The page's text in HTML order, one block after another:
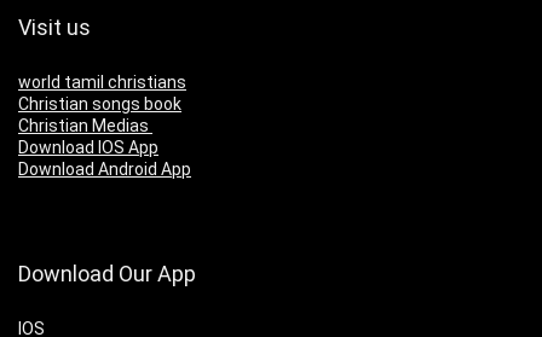
Visit us
world tamil christians
Christian songs book
Christian Medias
Download IOS App
Download Android App
Download Our App
IOS